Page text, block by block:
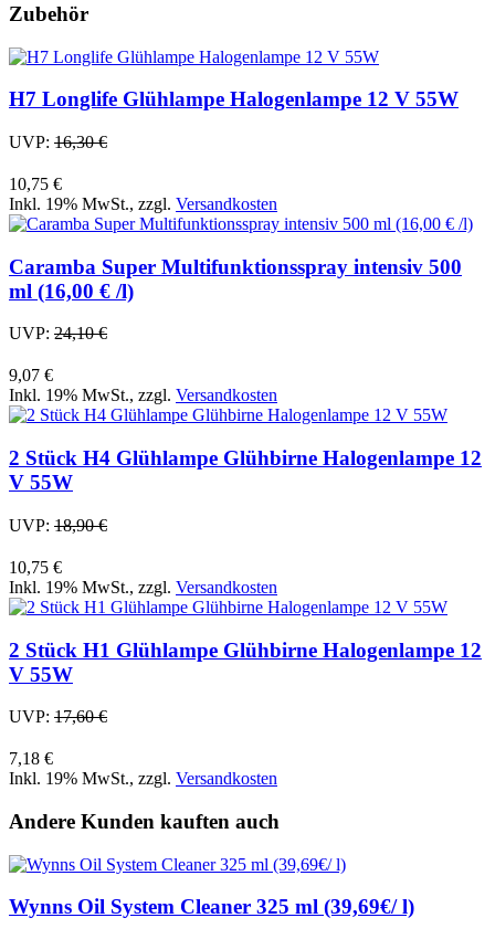
Zubehör
H7 Longlife Glühlampe Halogenlampe 12 V 55W
UVP: 16,30 €
10,75 €
Inkl. 19% MwSt., zzgl. Versandkosten
Caramba Super Multifunktionsspray intensiv 500
ml (16,00 € /l)
UVP: 24,10 €
9,07 €
Inkl. 19% MwSt., zzgl. Versandkosten
2 Stück H4 Glühlampe Glühbirne Halogenlampe 12
V 55W
UVP: 18,90 €
10,75 €
Inkl. 19% MwSt., zzgl. Versandkosten
2 Stück H1 Glühlampe Glühbirne Halogenlampe 12
V 55W
UVP: 17,60 €
7,18 €
Inkl. 19% MwSt., zzgl. Versandkosten
Andere Kunden kauften auch
Wynns Oil System Cleaner 325 ml (39,69€/ l)